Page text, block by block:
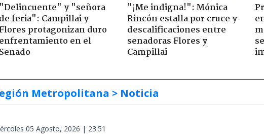
"Delincuente" y "señora
de feria": Campillai y
Flores protagonizan duro
enfrentamiento en el
Senado
"¡Me indigna!": Mónica
Rincón estalla por cruce y
descalificaciones entre
senadoras Flores y
Campillai
Metropolitana > Noticia
05 Agosto, 2026 | 23:51